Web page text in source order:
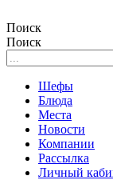
Поиск
Поиск
Шефы
Блюда
Места
Новости
Компании
Рассылка
Личный